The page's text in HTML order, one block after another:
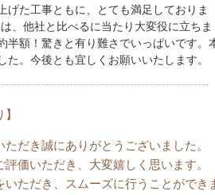
げた工事ともに、とても満足しておりま
、他社と比べるに当たり大変役に立ちま
半額！驚きと有り難さでいっぱいです。
た。今後とも宜しくお願いいたします。
だき誠にありがとうございました。
価いただき、大変嬉しく思います。
いただき、スムーズに行うことができ